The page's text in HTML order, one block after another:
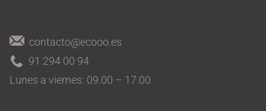
contacto@ecooo.es
91 294 00 94
Lunes a viernes: 09.00 – 17.00